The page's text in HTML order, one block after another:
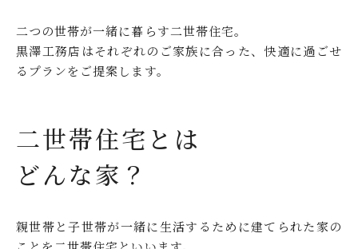
二つの世帯が一緒に暮らす二世帯住宅。
黒澤工務店はそれぞれのご家族に合った、快適に過ごせ
るプランをご提案します。
二世帯住宅とは
どんな家？
親世帯と子世帯が一緒に生活するために建てられた家の